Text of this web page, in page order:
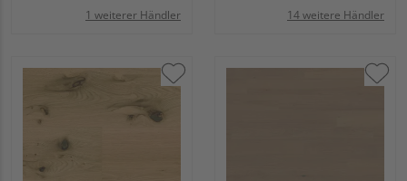
1 weiterer Händler 14 weitere Händler